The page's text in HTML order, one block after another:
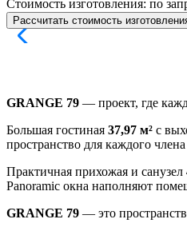
Стоимость изготовления: по
Рассчитать стоимость
GRANGE 79 — проект, где
Большая гостиная 37,97 м² с
пространство для каждого
Практичная прихожая и санузел
Panoramic окна наполняют
GRANGE 79 — это